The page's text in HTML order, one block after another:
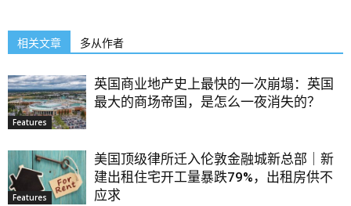
相关文章 多从作者
Features
英国商业地产史上最快的一次崩塌：英国
最大的商场帝国，是怎么一夜消失的？
Features
美国顶级律所迁入伦敦金融城新总部｜新
建出租住宅开工量暴跌79%，出租房供不
应求